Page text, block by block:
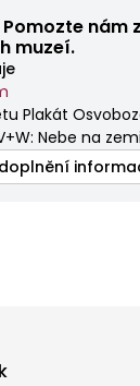
nám
muzeí.
Plakát
Nebe na zemi